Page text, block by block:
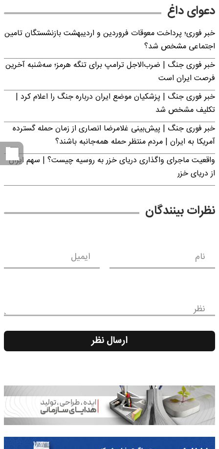
دعوای داغ
خبر فوری؛ پرداخت معوقات فروردین و اردیبهشت بازنشستگان تامین
اجتماعی مشخص شد؟
خبر فوری جنگ | ضرب‌الاجل ترامپ برای تنگه هرمز؛ سه‌شنبه آخرین
فرصت ایران است
خبر فوری جنگ | پزشکیان موضع ایران درباره جنگ را اعلام کرد |
تکلیف مشخص شد
خبر فوری جنگ | پیش‌بینی غلامرضا انصاری از زمان حمله گسترده
آمریکا به ایران | مردم منتظر حمله همه‌جانبه باشند؟
واقعیت ماجرای واگذاری دریای خزر به روسیه چیست؟ | سهم ایران
از دریای خزر
نظرات بینندگان
نام ایمیل
نظر
ارسال نظر